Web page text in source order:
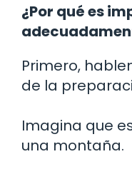
¿Por qué es
Primero,
de la
Imagina que
una montaña.